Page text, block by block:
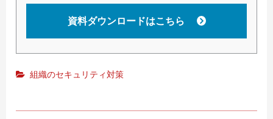
資料ダウンロードはこちら
組織のセキュリティ対策